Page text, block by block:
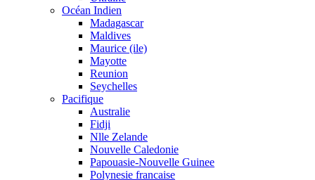
Océan Indien
Madagascar
Maldives
Maurice (ile)
Mayotte
Reunion
Seychelles
Pacifique
Australie
Fidji
Nlle Zelande
Nouvelle Caledonie
Papouasie-Nouvelle Guinee
Polynesie francaise